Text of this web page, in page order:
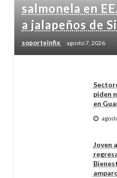
salmonela en
a jalapeños de
soporteinfix agosto 7, 2026
piden
en
Joven